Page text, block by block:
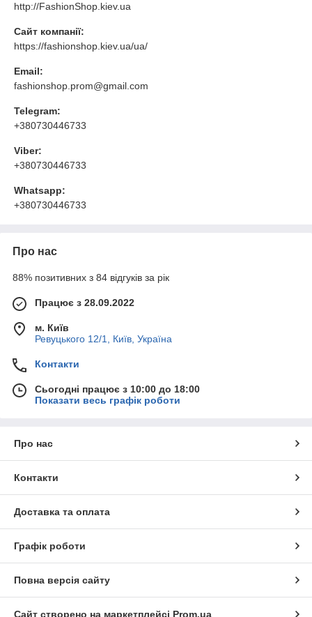
http://FashionShop.kiev.ua
Сайт компанії:
https://fashionshop.kiev.ua/ua/
Email:
fashionshop.prom@gmail.com
Telegram:
+380730446733
Viber:
+380730446733
Whatsapp:
+380730446733
Про нас
88% позитивних з 84 відгуків за рік
Працює з 28.09.2022
м. Київ
Ревуцького 12/1, Київ, Україна
Контакти
Сьогодні працює з 10:00 до 18:00
Показати весь графік роботи
Про нас
Контакти
Доставка та оплата
Графік роботи
Повна версія сайту
Сайт створено на маркетплейсі Prom.ua